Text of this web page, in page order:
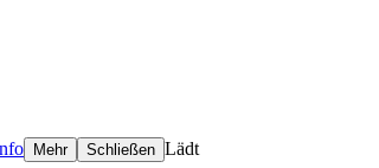
Mehr Schließen Lädt